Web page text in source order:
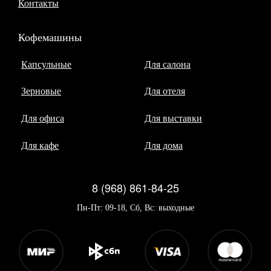
Контакты
Кофемашины
Капсульные
Зерновые
Для офиса
Для кафе
Для салона
Для отеля
Для выставки
Для дома
8 (968) 861-84-25
Пн-Пт: 09-18, Сб, Вс: выходные